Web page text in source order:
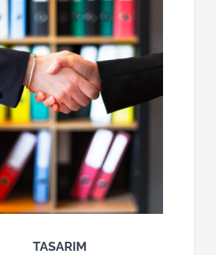
TASARIM